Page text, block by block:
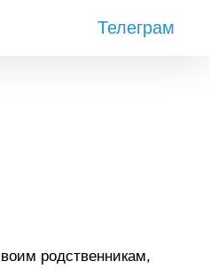
Телеграм
родственникам,